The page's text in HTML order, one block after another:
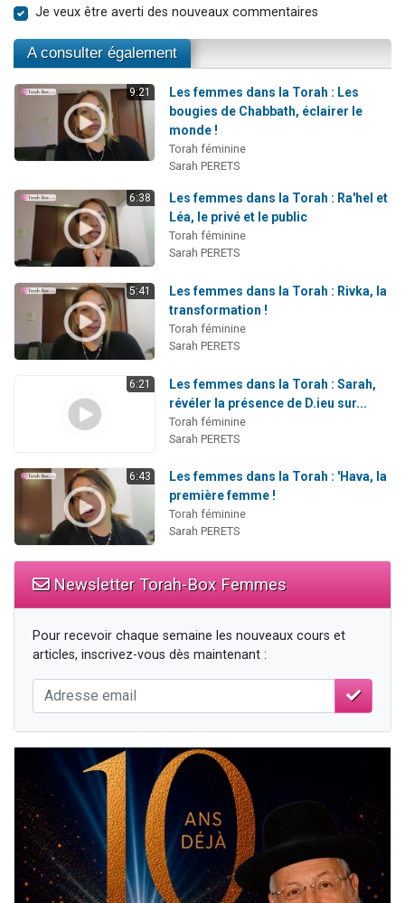
Je veux être averti des nouveaux commentaires
A consulter également
9:21
Les femmes dans la Torah : Les
bougies de Chabbath, éclairer le
monde !
Torah féminine
Sarah PERETS
6:38
Les femmes dans la Torah : Ra'hel et
Léa, le privé et le public
Torah féminine
Sarah PERETS
5:41
Les femmes dans la Torah : Rivka, la
transformation !
Torah féminine
Sarah PERETS
6:21
Les femmes dans la Torah : Sarah,
révéler la présence de D.ieu sur...
Torah féminine
Sarah PERETS
6:43
Les femmes dans la Torah : 'Hava, la
première femme !
Torah féminine
Sarah PERETS
Newsletter Torah-Box Femmes
Pour recevoir chaque semaine les nouveaux cours et
articles, inscrivez-vous dès maintenant :